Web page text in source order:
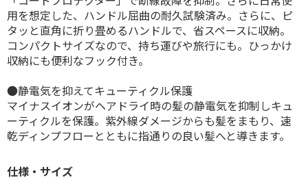
用を想定した、ハンドル屈曲の耐久試験済み。さらに、ピ
タッと直角に折り畳めるハンドルで、省スペースに収納。
コンパクトサイズなので、持ち運びや旅行にも。ひっかけ
収納にも便利なフック付き。
●静電気を抑えてキューティクル保護
マイナスイオンがヘアドライ時の髪の静電気を抑制しキュ
ーティクルを保護。紫外線ダメージからも髪をまもり、速
乾ディンプフローとともに指通りの良い髪へと導きます。
仕様・サイズ